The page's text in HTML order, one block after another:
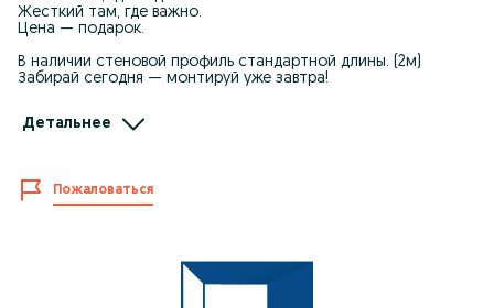
​Жесткий там, где важно.
​Цена — подарок.
​В наличии стеновой профиль стандартной длины. (2м)
Забирай сегодня — монтируй уже завтра!
светильники, магнитное трековое освещение, профиля
прямая поставка от завода.
Оптом и в розницу!
Chok joylaridan yorilib ketadigan mo‘rt plastikdan
Детальнее
Пожаловаться